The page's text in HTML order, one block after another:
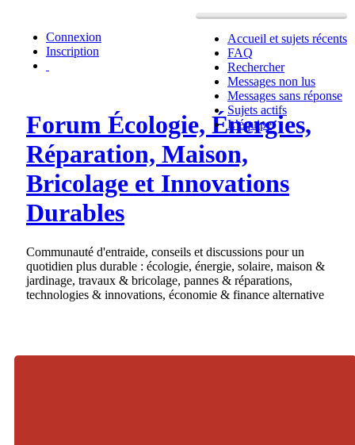
Accueil et sujets récents
FAQ
Rechercher
Messages non lus
Messages sans réponse
Sujets actifs
L’équipe
Connexion
Inscription
Forum Écologie, Énergies,
Réparation, Maison,
Bricolage et Innovations
Durables
Communauté d'entraide, conseils et discussions pour un
quotidien plus durable : écologie, énergie, solaire, maison &
jardinage, travaux & bricolage, pannes & réparations,
technologies & innovations, économie & finance alternative